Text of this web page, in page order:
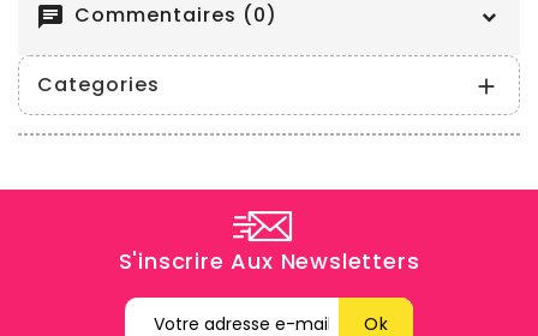
chat Commentaires (0)
Categories 
S'inscrire Aux Newsletters